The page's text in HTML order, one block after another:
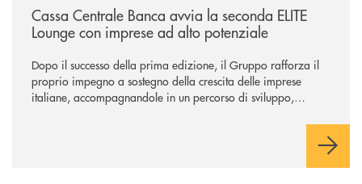
Cassa Centrale Banca avvia la seconda ELITE
Lounge con imprese ad alto potenziale
Dopo il successo della prima edizione, il Gruppo rafforza il
proprio impegno a sostegno della crescita delle imprese
italiane, accompagnandole in un percorso di sviluppo,